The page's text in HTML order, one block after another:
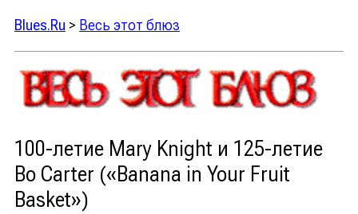
Blues.Ru > Весь этот блюз
100-летие Mary Knight и 125-летие
Bo Carter («Banana in Your Fruit
Basket»)